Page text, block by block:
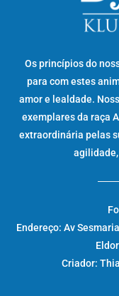
Os princípios do
para com estes
amor e lealdade.
exemplares da raça
extraordinária pelas
Endereço: Av
Criador: